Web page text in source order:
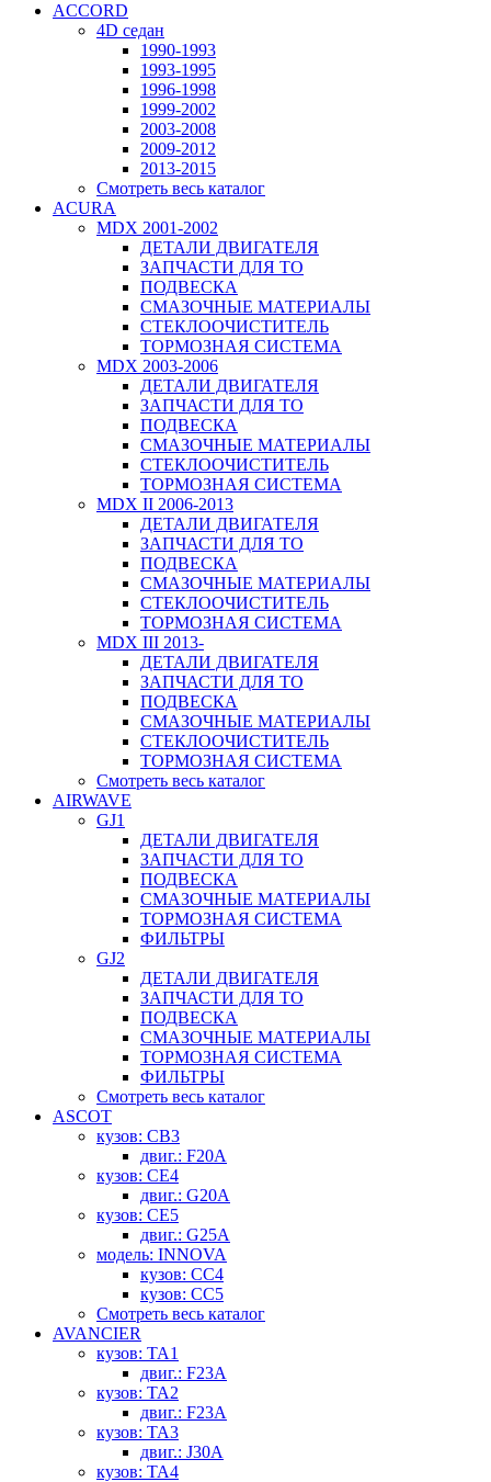
ACCORD
4D седан
1990-1993
1993-1995
1996-1998
1999-2002
2003-2008
2009-2012
2013-2015
Смотреть весь каталог
ACURA
MDX 2001-2002
ДЕТАЛИ ДВИГАТЕЛЯ
ЗАПЧАСТИ ДЛЯ ТО
ПОДВЕСКА
СМАЗОЧНЫЕ МАТЕРИАЛЫ
СТЕКЛООЧИСТИТЕЛЬ
ТОРМОЗНАЯ СИСТЕМА
MDX 2003-2006
ДЕТАЛИ ДВИГАТЕЛЯ
ЗАПЧАСТИ ДЛЯ ТО
ПОДВЕСКА
СМАЗОЧНЫЕ МАТЕРИАЛЫ
СТЕКЛООЧИСТИТЕЛЬ
ТОРМОЗНАЯ СИСТЕМА
MDX II 2006-2013
ДЕТАЛИ ДВИГАТЕЛЯ
ЗАПЧАСТИ ДЛЯ ТО
ПОДВЕСКА
СМАЗОЧНЫЕ МАТЕРИАЛЫ
СТЕКЛООЧИСТИТЕЛЬ
ТОРМОЗНАЯ СИСТЕМА
MDX III 2013-
ДЕТАЛИ ДВИГАТЕЛЯ
ЗАПЧАСТИ ДЛЯ ТО
ПОДВЕСКА
СМАЗОЧНЫЕ МАТЕРИАЛЫ
СТЕКЛООЧИСТИТЕЛЬ
ТОРМОЗНАЯ СИСТЕМА
Смотреть весь каталог
AIRWAVE
GJ1
ДЕТАЛИ ДВИГАТЕЛЯ
ЗАПЧАСТИ ДЛЯ ТО
ПОДВЕСКА
СМАЗОЧНЫЕ МАТЕРИАЛЫ
ТОРМОЗНАЯ СИСТЕМА
ФИЛЬТРЫ
GJ2
ДЕТАЛИ ДВИГАТЕЛЯ
ЗАПЧАСТИ ДЛЯ ТО
ПОДВЕСКА
СМАЗОЧНЫЕ МАТЕРИАЛЫ
ТОРМОЗНАЯ СИСТЕМА
ФИЛЬТРЫ
Смотреть весь каталог
ASCOT
кузов: CB3
двиг.: F20A
кузов: CE4
двиг.: G20A
кузов: CE5
двиг.: G25A
модель: INNOVA
кузов: CC4
кузов: CC5
Смотреть весь каталог
AVANCIER
кузов: TA1
двиг.: F23A
кузов: TA2
двиг.: F23A
кузов: TA3
двиг.: J30A
кузов: TA4